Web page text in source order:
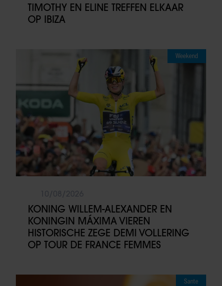
TIMOTHY EN ELINE TREFFEN ELKAAR
OP IBIZA
Weekend
KONING WILLEM-ALEXANDER EN
KONINGIN MÁXIMA VIEREN
HISTORISCHE ZEGE DEMI VOLLERING
OP TOUR DE FRANCE FEMMES
Sante